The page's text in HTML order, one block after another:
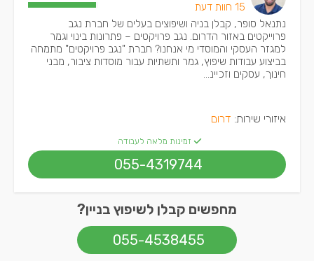
15 חוות דעת
נתנאל סופר, קבלן בניה ושיפוצים בעלים של חברת נגב
פרוייקטים באזור הדרום. נגב פרויקטים – פתרונות בינוי וגמר
למגזר העסקי והמוסדי מי אנחנו? חברת "נגב פרויקטים" מתמחה
בביצוע עבודות שיפוץ, גמר ותשתיות עבור מוסדות ציבור, מבני
חינוך, עסקים וזכיינ...
איזורי שירות: דרום
זמינות מלאה לעבודה
055-4319744
מחפשים קבלן לשיפוץ בניין?
055-4538455